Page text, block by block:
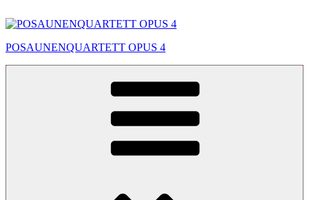
Inhalt
POSAUNENQUARTETT OPUS 4